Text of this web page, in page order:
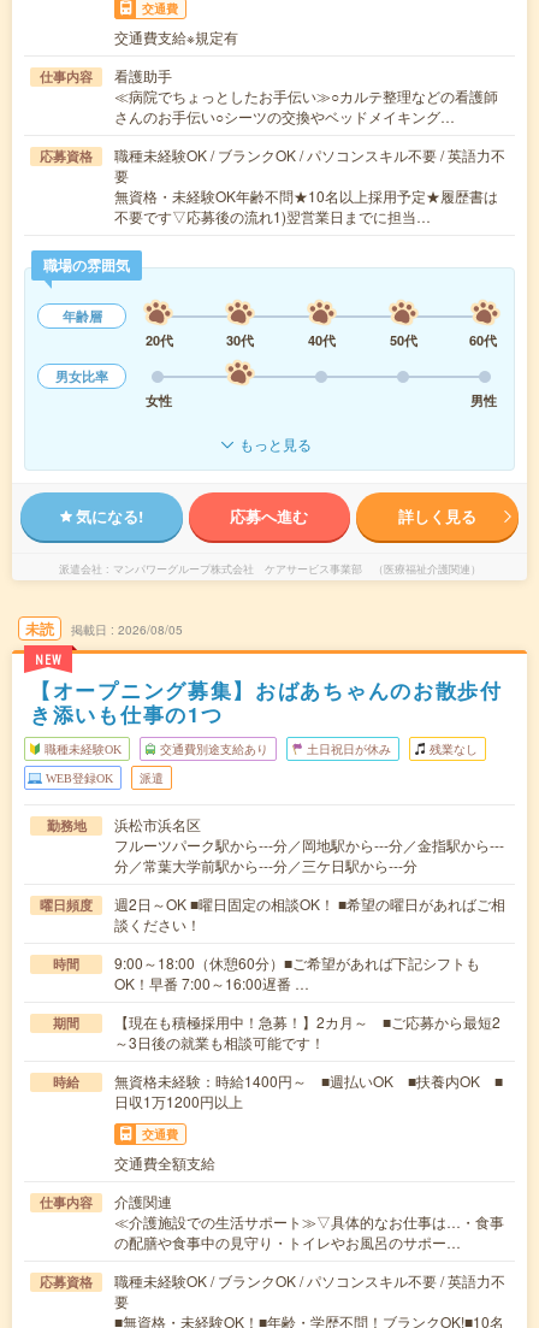
交通費
交通費支給※規定有
仕事内容
看護助手
≪病院でちょっとしたお手伝い≫○カルテ整理などの看護師
さんのお手伝い○シーツの交換やベッドメイキング…
応募資格
職種未経験OK / ブランクOK / パソコンスキル不要 / 英語力不
要
無資格・未経験OK年齢不問★10名以上採用予定★履歴書は
不要です▽応募後の流れ1)翌営業日までに担当…
職場の雰囲気
年齢層
20代
30代 40代 50代
60代
男女比率
女性
男性
もっと見る
気になる! 応募へ進む 詳しく見る
派遣会社 マンパワーグループ株式会社 ケアサービス事業部 （医療福祉介護関連）
未読
NEW
掲載日 2026/08/05
【オープニング募集】おばあちゃんのお散歩付
き添いも仕事の1つ
職種未経験OK 交通費別途支給あり 土日祝日が休み 残業なし
WEB登録OK 派遣
勤務地
浜松市浜名区
フルーツパーク駅から---分／岡地駅から---分／金指駅から---
分／常葉大学前駅から---分／三ケ日駅から---分
曜日頻度
週2日～OK ■曜日固定の相談OK！ ■希望の曜日があればご相
談ください！
時間
9:00～18:00（休憩60分）■ご希望があれば下記シフトも
OK！早番 7:00～16:00遅番 …
期間
【現在も積極採用中！急募！】2カ月～ ■ご応募から最短2
～3日後の就業も相談可能です！
時給
無資格未経験：時給1400円～ ■週払いOK ■扶養内OK ■
日収1万1200円以上
交通費
交通費全額支給
仕事内容
介護関連
≪介護施設での生活サポート≫▽具体的なお仕事は…・食事
の配膳や食事中の見守り・トイレやお風呂のサポー…
応募資格
職種未経験OK / ブランクOK / パソコンスキル不要 / 英語力不
要
■無資格・未経験OK！■年齢・学歴不問！ブランクOK!■10名